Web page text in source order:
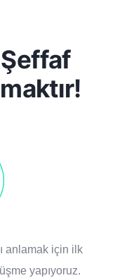
anlamak için ilk
yapıyoruz.